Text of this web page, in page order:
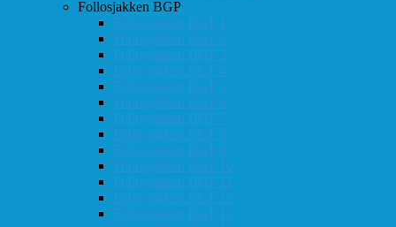
Follosjakken BGP
Follosjakken BGP 1
Follosjakken BGP 2
Follosjakken BGP 3
Follosjakken BGP 4
Follosjakken BGP 5
Follosjakken BGP 6
Follosjakken BGP 7
Follosjakken BGP 8
Follosjakken BGP 9
Follosjakken BGP 10
Follosjakken BGP 11
Follosjakken BGP 12
Follosjakken BGP 13